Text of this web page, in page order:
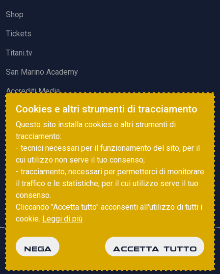
Shop
Tickets
Titani.tv
San Marino Academy
Accrediti Media
ATTIVITÀ ED EVENTI
Squadre di Calcio
Associazione Sammarinese Arbitri
Vota gol e parata
Copyright © 2025 FSGC. Tutti i diritti riservati
Cookies e altri strumenti di tracciamento
Questo sito installa cookies e altri strumenti di
tracciamento:
- tecnici necessari per il funzionamento del sito, per il
cui utilizzo non serve il tuo consenso;
- tracciamento, necessari per permetterci di monitorare
il traffico e le statistiche, per il cui utilizzo serve il tuo
consenso.
Cliccando "Accetta tutto" acconsenti all'utilizzo di tutti i
cookie. Leggi di più
NEGA ACCETTA TUTTO